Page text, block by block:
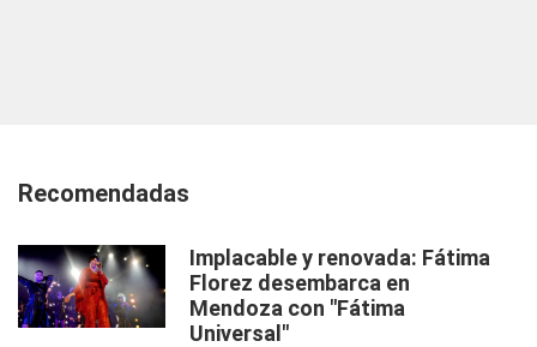
Recomendadas
Implacable y renovada: Fátima
Florez desembarca en
Mendoza con "Fátima
Universal"